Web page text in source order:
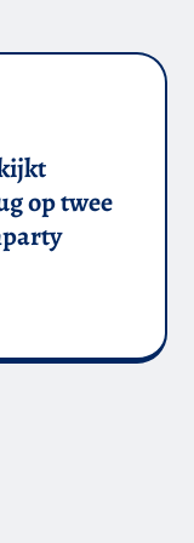
op twee